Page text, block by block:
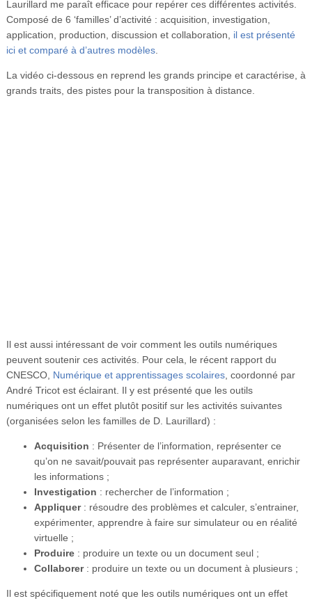
Laurillard me paraît efficace pour repérer ces différentes activités.
Composé de 6 ‘familles’ d’activité : acquisition, investigation,
application, production, discussion et collaboration, il est présenté
ici et comparé à d’autres modèles.
La vidéo ci-dessous en reprend les grands principe et caractérise, à
grands traits, des pistes pour la transposition à distance.
Il est aussi intéressant de voir comment les outils numériques
peuvent soutenir ces activités. Pour cela, le récent rapport du
CNESCO, Numérique et apprentissages scolaires, coordonné par
André Tricot est éclairant. Il y est présenté que les outils
numériques ont un effet plutôt positif sur les activités suivantes
(organisées selon les familles de D. Laurillard) :
Acquisition : Présenter de l’information, représenter ce
qu’on ne savait/pouvait pas représenter auparavant, enrichir
les informations ;
Investigation : rechercher de l’information ;
Appliquer: résoudre des problèmes et calculer, s’entrainer,
expérimenter, apprendre à faire sur simulateur ou en réalité
virtuelle ;
Produire: produire un texte ou un document seul ;
Collaborer: produire un texte ou un document à plusieurs ;
Il est spécifiquement noté que les outils numériques ont un effet